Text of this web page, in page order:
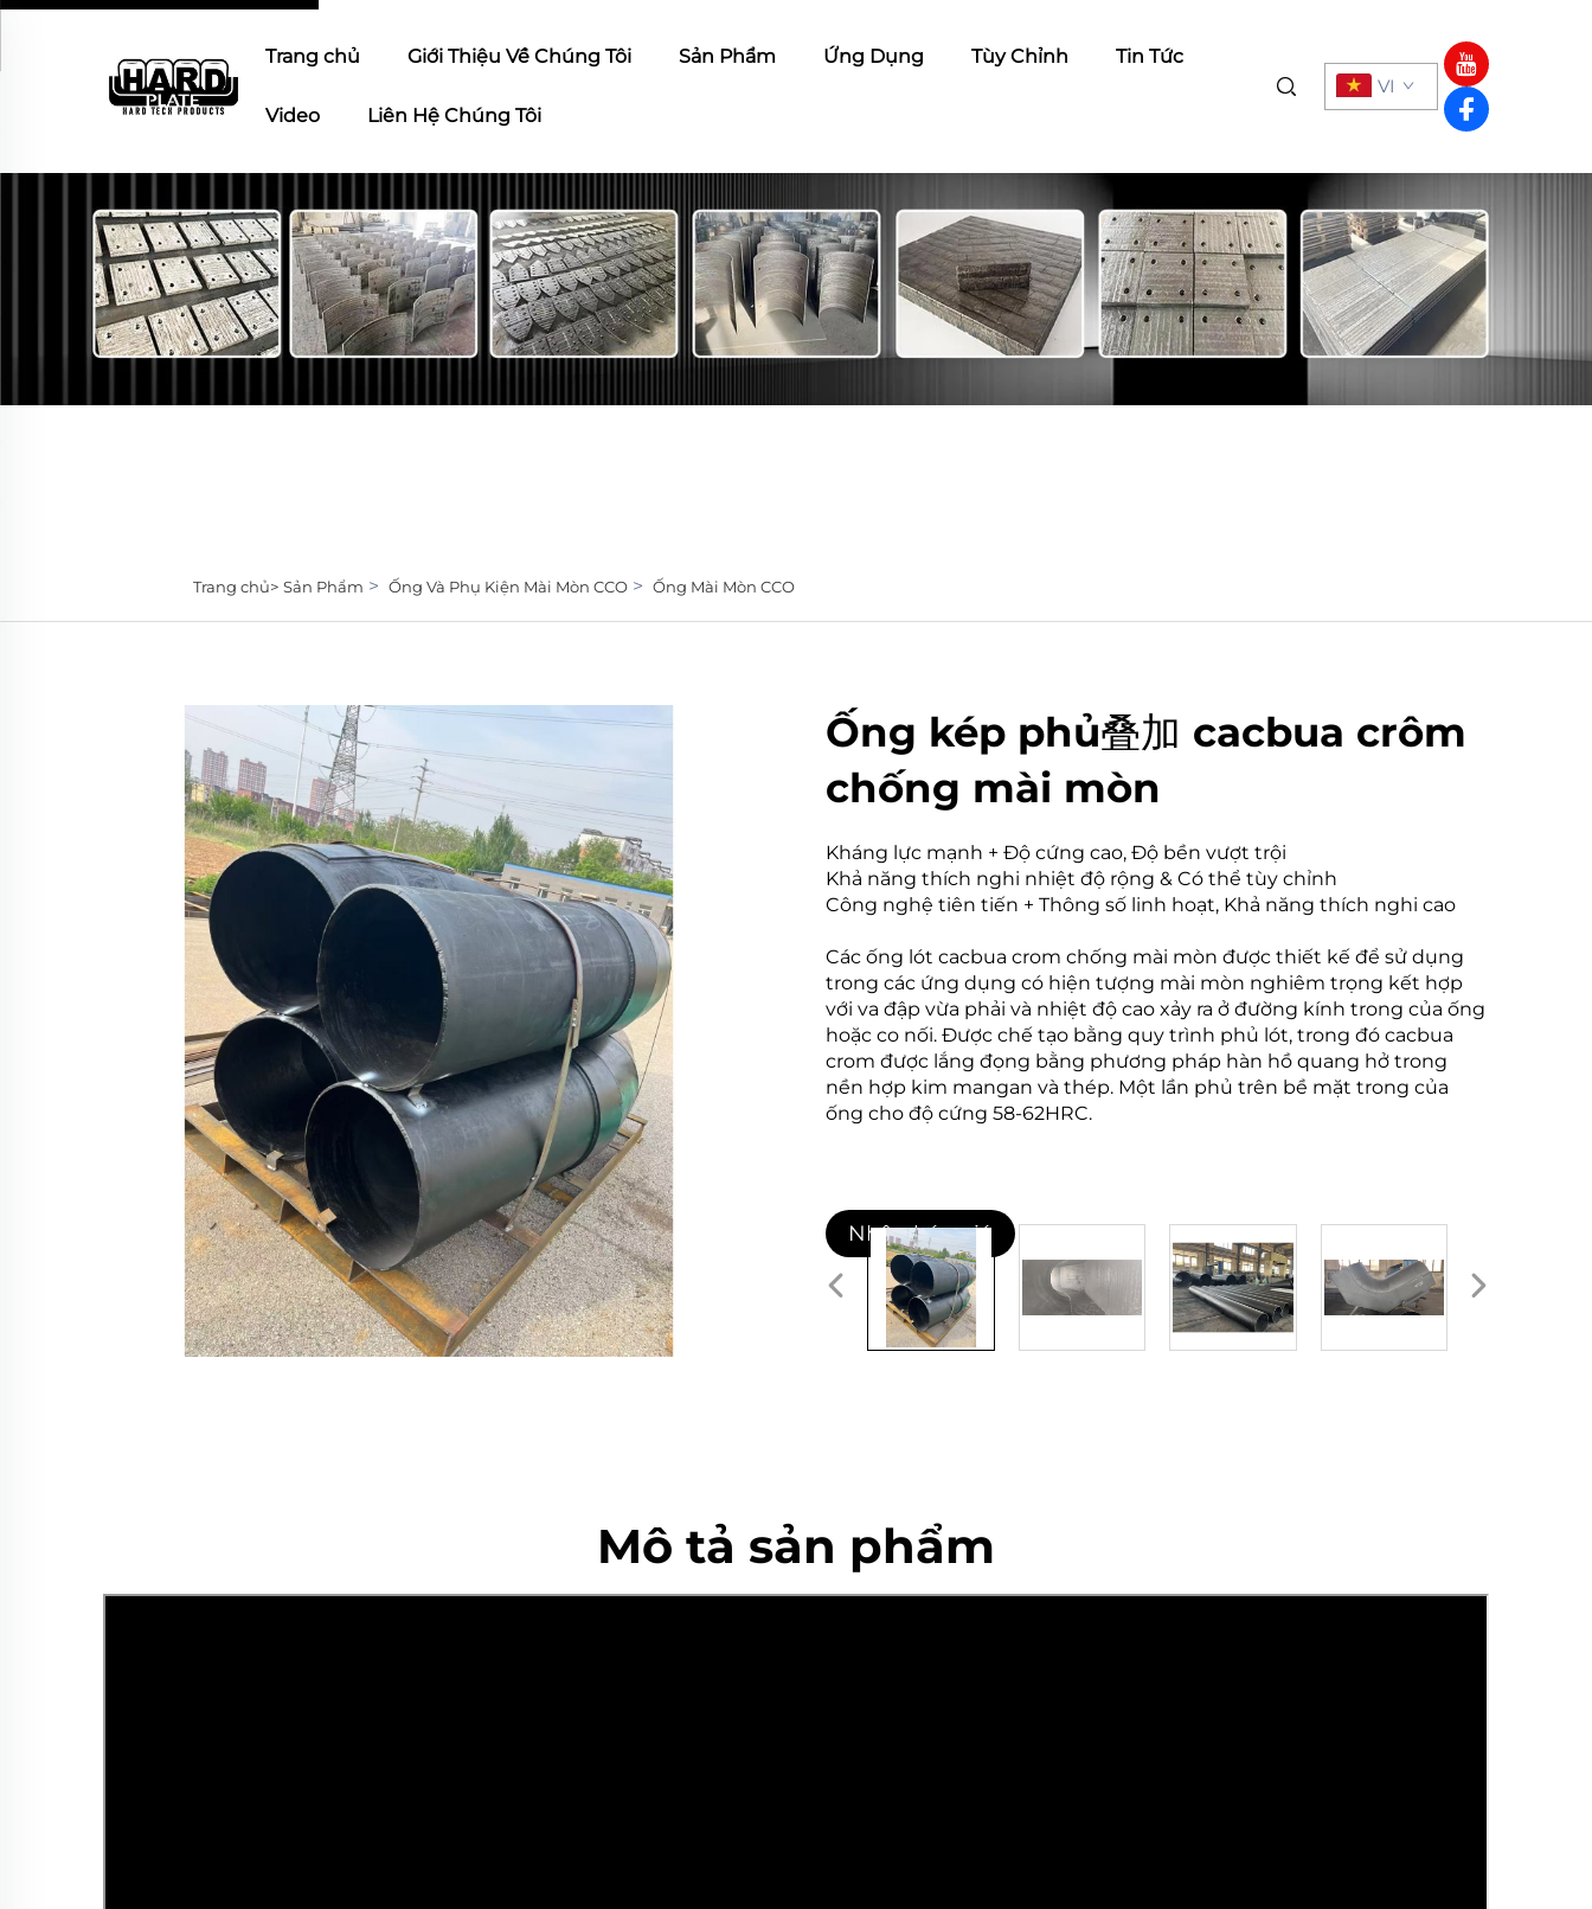
Trang chủ Giới Thiệu Về Chúng Tôi Sản Phẩm Ứng Dụng Tùy Chỉnh Tin Tức
Video Liên Hệ Chúng Tôi
VI
Trang chủ> Sản Phẩm > Ống Và Phụ Kiện Mài Mòn CCO> Ống Mài Mòn CCO
Ống kép phủ叠加 cacbua crôm
chống mài mòn
Kháng lực mạnh + Độ cứng cao, Độ bền vượt trội
Khả năng thích nghi nhiệt độ rộng & Có thể tùy chỉnh
Công nghệ tiên tiến + Thông số linh hoạt, Khả năng thích nghi cao
Các ống lót cacbua crom chống mài mòn được thiết kế để sử dụng
trong các ứng dụng có hiện tượng mài mòn nghiêm trọng kết hợp
với va đập vừa phải và nhiệt độ cao xảy ra ở đường kính trong của ống
hoặc co nối. Được chế tạo bằng quy trình phủ lót, trong đó cacbua
crom được lắng đọng bằng phương pháp hàn hồ quang hở trong
nền hợp kim mangan và thép. Một lần phủ trên bề mặt trong của
ống cho độ cứng 58-62HRC.
Nhận báo giá
Mô tả sản phẩm